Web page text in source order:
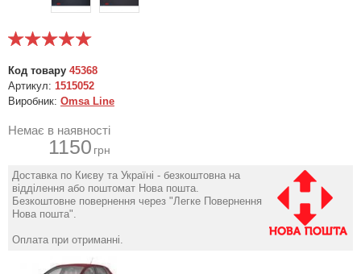
Код товару 45368
Артикул: 1515052
Виробник: Omsa Line
Немає в наявності
1150 грн
Доставка по Києву та Україні - безкоштовна на
відділення або поштомат Нова пошта.
Безкоштовне повернення через "Легке Повернення
Нова пошта".
Оплата при отриманні.